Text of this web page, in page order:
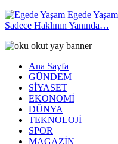
Egede
Sadece Haklının Yanında…
Ana Sayfa
GÜNDEM
SİYASET
EKONOMİ
DÜNYA
TEKNOLOJİ
SPOR
MAGAZİN